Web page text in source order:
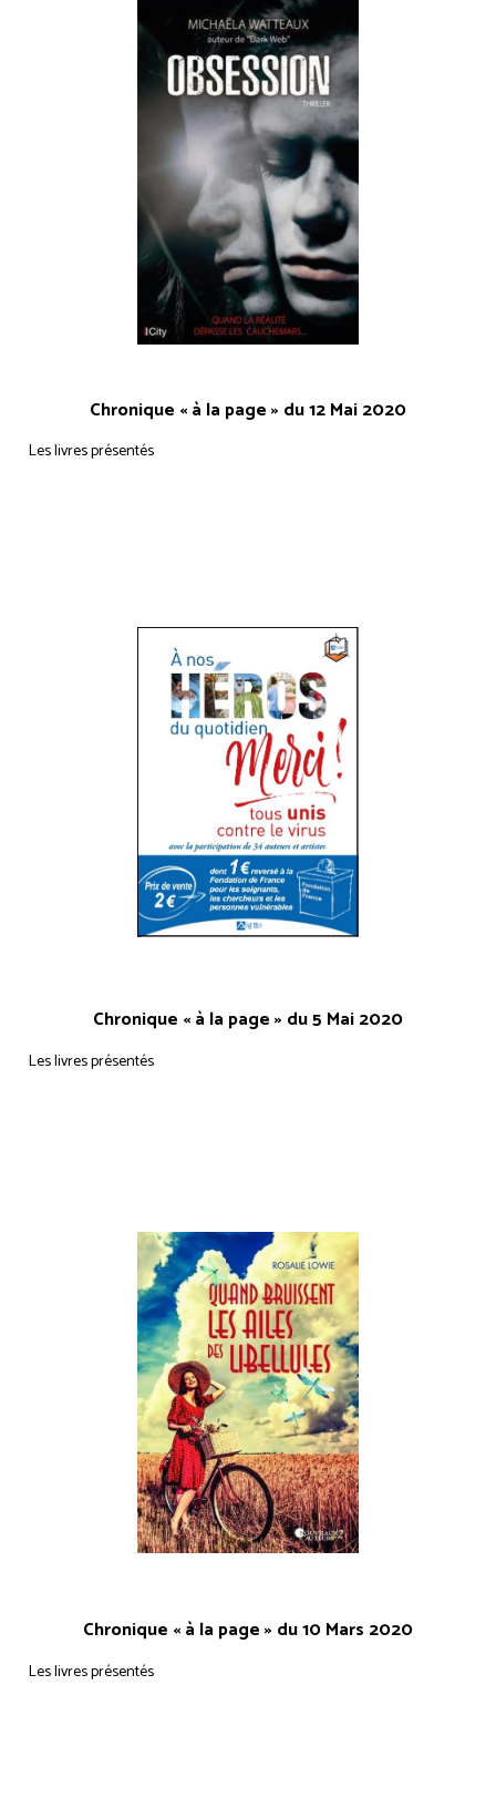
Chronique « à la page » du 12 Mai 2020
Les livres présentés
Chronique « à la page » du 5 Mai 2020
Les livres présentés
Chronique « à la page » du 10 Mars 2020
Les livres présentés